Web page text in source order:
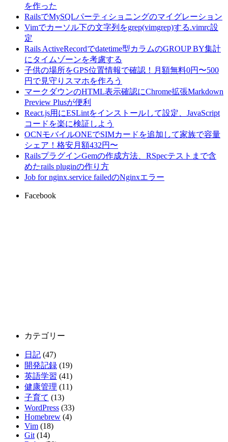
を作った
RailsでMySQLパーティショニングのマイグレーション
Vimでカーソル下の文字列をgrep(vimgrep)する.vimrc設
定
Rails ActiveRecordでdatetime型カラムのGROUP BY集計
にタイムゾーンを考慮する
子供の場所をGPS位置情報で確認！月額無料0円〜500
円で見守りスマホを作ろう
マークダウンのHTML表示確認にChrome拡張Markdown
Preview Plusが便利
React.js用にESLintをインストールして設定、JavaScript
コードを楽に検証しよう
OCNモバイルONEでSIMカードを追加して家族で容量
シェア！格安月額432円〜
RailsプラグインGemの作成方法、RSpecテストまで含
めたrails pluginの作り方
Job for nginx.service failedのNginxエラー
Facebook
カテゴリー
日記 (47)
開発記録 (19)
英語学習 (41)
健康管理 (11)
子育て (13)
WordPress (33)
Homebrew (4)
Vim (18)
Git (14)